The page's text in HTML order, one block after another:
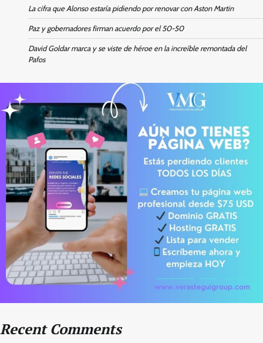
La cifra que Alonso estaría pidiendo por renovar con Aston Martin
Paz y gobernadores firman acuerdo por el 50-50
David Goldar marca y se viste de héroe en la increíble remontada del
Pafos
Recent Comments